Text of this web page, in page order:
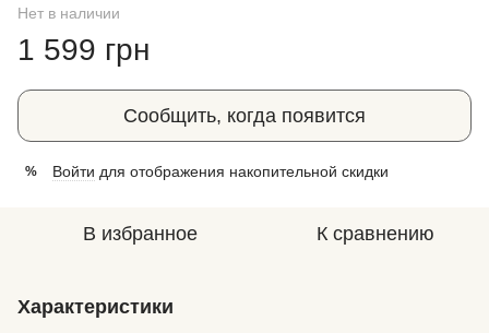
Нет в наличии
1 599 грн
Сообщить, когда появится
% Войти для отображения накопительной скидки
В избранное К сравнению
Характеристики